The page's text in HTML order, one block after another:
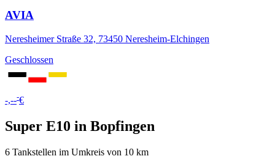
AVIA
Neresheimer Straße 32, 73450 Neresheim-Elchingen
Geschlossen
-,---€
Super E10 in Bopfingen
6 Tankstellen im Umkreis von 10 km